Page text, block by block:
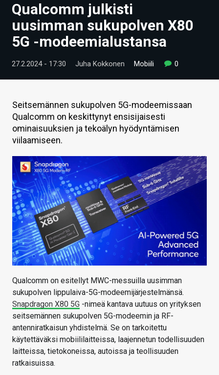
UUTISET
ARTIKKELIT
VIDEOT
TECHBBS
TIETOA
HINTA.FI
KAUPPA
VAIHDA TEEMA
HAKU
Qualcomm julkisti
uusimman sukupolven X80
5G -modeemialustansa
27.2.2024 - 17:30 Juha Kokkonen Mobiili 0
Seitsemännen sukupolven 5G-modeemissaan
Qualcomm on keskittynyt ensisijaisesti
ominaisuuksien ja tekoälyn hyödyntämisen
viilaamiseen.
Qualcomm on esitellyt MWC-messuilla uusimman
sukupolven lippulaiva-5G-modeemijärjestelmänsä.
Snapdragon X80 5G -nimeä kantava uutuus on yrityksen
seitsemännen sukupolven 5G-modeemin ja RF-
antenniratkaisun yhdistelmä. Se on tarkoitettu
käytettäväksi mobiililaitteissa, laajennetun todellisuuden
laitteissa, tietokoneissa, autoissa ja teollisuuden
ratkaisuissa.